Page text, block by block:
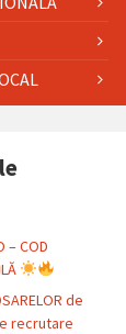
– COD
de
recrutare